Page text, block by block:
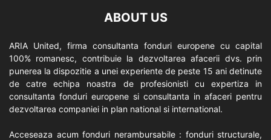
ABOUT US
ARIA United, firma consultanta fonduri europene cu capital
100% romanesc, contribuie la dezvoltarea afacerii dvs. prin
punerea la dispozitie a unei experiente de peste 15 ani detinute
de catre echipa noastra de profesionisti cu expertiza in
consultanta fonduri europene si consultanta in afaceri pentru
dezvoltarea companiei in plan national si international.
Acceseaza acum fonduri nerambursabile : fonduri structurale,